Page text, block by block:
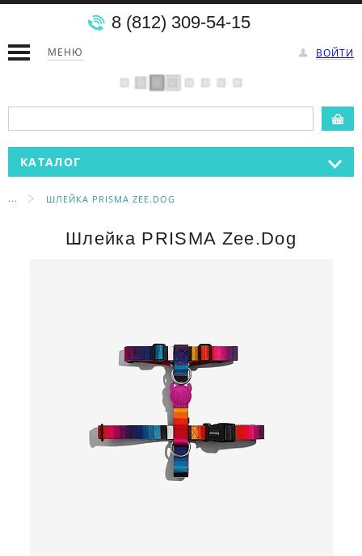
МЕНЮ ВОЙТИ
8 (812) 309-54-15
КАТАЛОГ
... ШЛЕЙКА PRISMA ZEE.DOG
Шлейка PRISMA Zee.Dog